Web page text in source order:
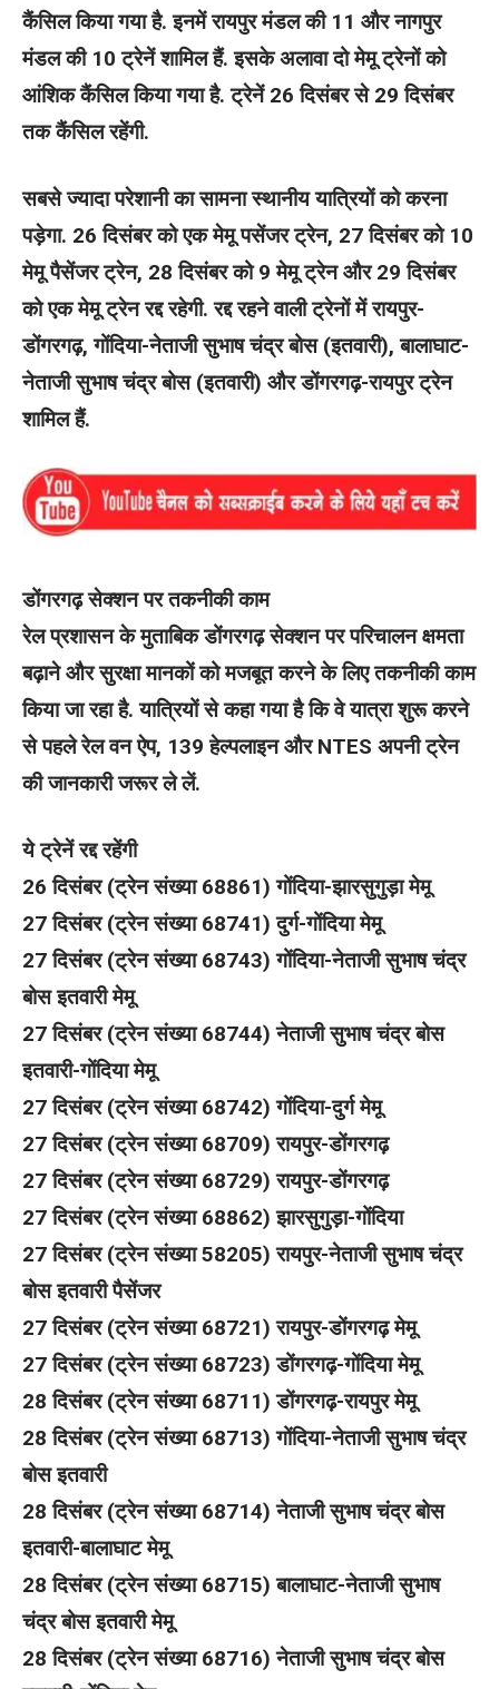
कैंसिल किया गया है. इनमें रायपुर मंडल की 11 और नागपुर
मंडल की 10 ट्रेनें शामिल हैं. इसके अलावा दो मेमू ट्रेनों को
आंशिक कैंसिल किया गया है. ट्रेनें 26 दिसंबर से 29 दिसंबर
तक कैंसिल रहेंगी.
सबसे ज्यादा परेशानी का सामना स्थानीय यात्रियों को करना
पड़ेगा. 26 दिसंबर को एक मेमू पसेंजर ट्रेन, 27 दिसंबर को 10
मेमू पैसेंजर ट्रेन, 28 दिसंबर को 9 मेमू ट्रेन और 29 दिसंबर
को एक मेमू ट्रेन रद्द रहेगी. रद्द रहने वाली ट्रेनों में रायपुर-
डोंगरगढ़, गोंदिया-नेताजी सुभाष चंद्र बोस (इतवारी), बालाघाट-
नेताजी सुभाष चंद्र बोस (इतवारी) और डोंगरगढ़-रायपुर ट्रेन
शामिल हैं.
डोंगरगढ़ सेक्शन पर तकनीकी काम
रेल प्रशासन के मुताबिक डोंगरगढ़ सेक्शन पर परिचालन क्षमता
बढ़ाने और सुरक्षा मानकों को मजबूत करने के लिए तकनीकी काम
किया जा रहा है. यात्रियों से कहा गया है कि वे यात्रा शुरू करने
से पहले रेल वन ऐप, 139 हेल्पलाइन और NTES अपनी ट्रेन
की जानकारी जरूर ले लें.
ये ट्रेनें रद्द रहेंगी
26 दिसंबर (ट्रेन संख्या 68861) गोंदिया-झारसुगुड़ा मेमू
27 दिसंबर (ट्रेन संख्या 68741) दुर्ग-गोंदिया मेमू
27 दिसंबर (ट्रेन संख्या 68743) गोंदिया-नेताजी सुभाष चंद्र
बोस इतवारी मेमू
27 दिसंबर (ट्रेन संख्या 68744) नेताजी सुभाष चंद्र बोस
इतवारी-गोंदिया मेमू
27 दिसंबर (ट्रेन संख्या 68742) गोंदिया-दुर्ग मेमू
27 दिसंबर (ट्रेन संख्या 68709) रायपुर-डोंगरगढ़
27 दिसंबर (ट्रेन संख्या 68729) रायपुर-डोंगरगढ़
27 दिसंबर (ट्रेन संख्या 68862) झारसुगुड़ा-गोंदिया
27 दिसंबर (ट्रेन संख्या 58205) रायपुर-नेताजी सुभाष चंद्र
बोस इतवारी पैसेंजर
27 दिसंबर (ट्रेन संख्या 68721) रायपुर-डोंगरगढ़ मेमू
27 दिसंबर (ट्रेन संख्या 68723) डोंगरगढ़-गोंदिया मेमू
28 दिसंबर (ट्रेन संख्या 68711) डोंगरगढ़-रायपुर मेमू
28 दिसंबर (ट्रेन संख्या 68713) गोंदिया-नेताजी सुभाष चंद्र
बोस इतवारी
28 दिसंबर (ट्रेन संख्या 68714) नेताजी सुभाष चंद्र बोस
इतवारी-बालाघाट मेमू
28 दिसंबर (ट्रेन संख्या 68715) बालाघाट-नेताजी सुभाष
चंद्र बोस इतवारी मेमू
28 दिसंबर (ट्रेन संख्या 68716) नेताजी सुभाष चंद्र बोस